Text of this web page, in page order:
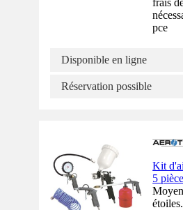
pce
Disponible en ligne
Réservation possible
Kit
5